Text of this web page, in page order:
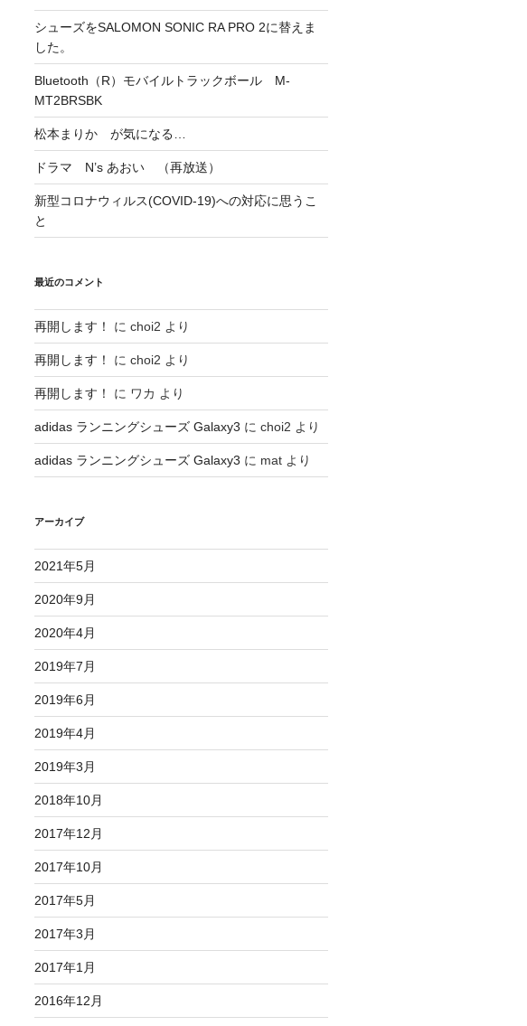
シューズをSALOMON SONIC RA PRO 2に替えま
した。
Bluetooth（R）モバイルトラックボール M-
MT2BRSBK
松本まりか が気になる…
ドラマ N’s あおい （再放送）
新型コロナウィルス(COVID-19)への対応に思うこ
と
最近のコメント
再開します！ に choi2 より
再開します！ に choi2 より
再開します！ に ワカ より
adidas ランニングシューズ Galaxy3 に choi2 より
adidas ランニングシューズ Galaxy3 に matより
アーカイブ
2021年5月
2020年9月
2020年4月
2019年7月
2019年6月
2019年4月
2019年3月
2018年10月
2017年12月
2017年10月
2017年5月
2017年3月
2017年1月
2016年12月